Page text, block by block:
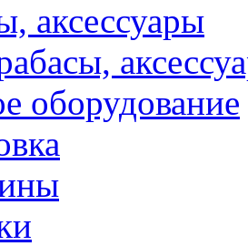
аксессуары
оборудование